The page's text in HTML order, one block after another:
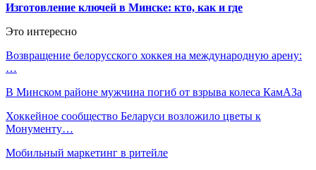
Изготовление ключей в Минске: кто, как и где
Это интересно
Возвращение белорусского хоккея на международную арену:
…
В Минском районе мужчина погиб от взрыва колеса КамАЗа
Хоккейное сообщество Беларуси возложило цветы к
Монументу…
Мобильный маркетинг в ритейле